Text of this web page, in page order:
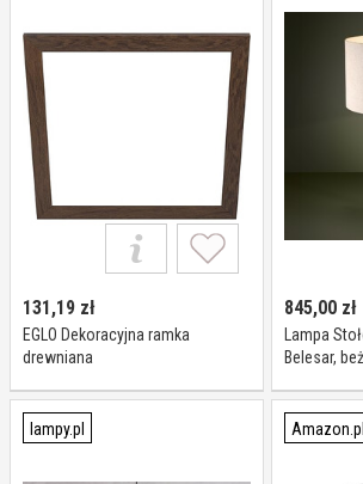
131,19 zł
EGLO Dekoracyjna ramka
drewniana
845,00 zł
Lampa
Belesar,
lampy.pl Amazon.pl